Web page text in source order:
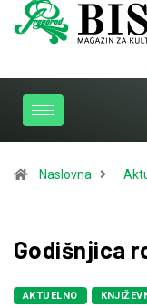
Naslovna
Godišnjica
AKTUELNO